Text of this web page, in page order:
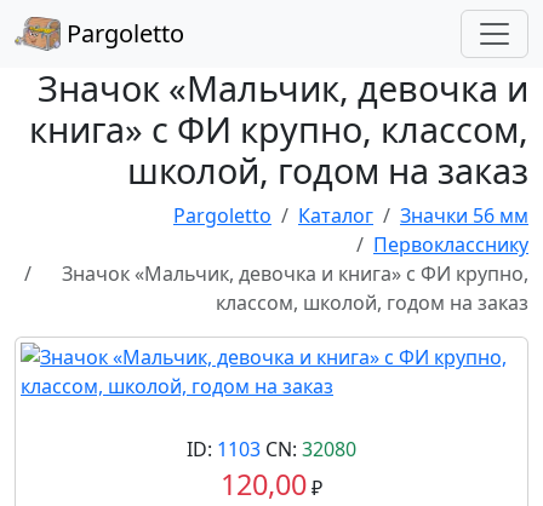
Pargoletto
Значок «Мальчик, девочка и
книга» с ФИ крупно, классом,
школой, годом на заказ
Pargoletto Каталог
Значки 56 мм
Первокласснику
Значок «Мальчик, девочка и книга» с ФИ крупно,
классом, школой, годом на заказ
ID: 1103 CN: 32080
120,00₽